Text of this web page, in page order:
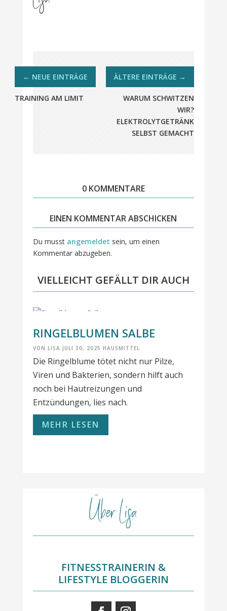
WARUM SCHWITZEN
WIR?
ELEKTROLYTGETRÄNK
SELBST GEMACHT
TRAINING AM LIMIT
0 KOMMENTARE
EINEN KOMMENTAR ABSCHICKEN
Du musst angemeldet sein, um einen
Kommentar abzugeben.
VIELLEICHT GEFÄLLT DIR AUCH
RINGELBLUMEN SALBE
VON LISA JULI 30, 2025 HAUSMITTEL
Die Ringelblume tötet nicht nur Pilze,
Viren und Bakterien, sondern hilft auch
noch bei Hautreizungen und
Entzündungen, lies nach.
MEHR LESEN
Über Lisa
FITNESSTRAINERIN &
LIFESTYLE BLOGGERIN